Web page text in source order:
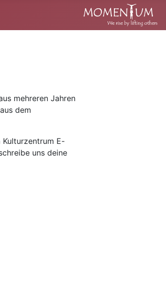
mehreren Jahren
dem
Kulturzentrum E-
uns deine